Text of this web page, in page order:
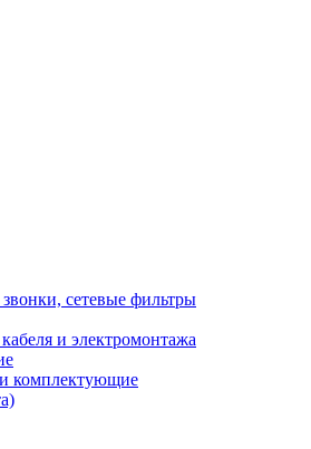
сетевые фильтры
и электромонтажа
комплектующие